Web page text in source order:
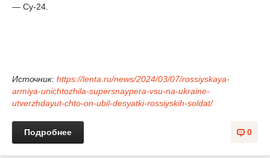
— Су-24.
Источник: https://lenta.ru/news/2024/03/07/rossiyskaya-
armiya-unichtozhila-supersnaypera-vsu-na-ukraine-
utverzhdayut-chto-on-ubil-desyatki-rossiyskih-soldat/
0
Подробнее